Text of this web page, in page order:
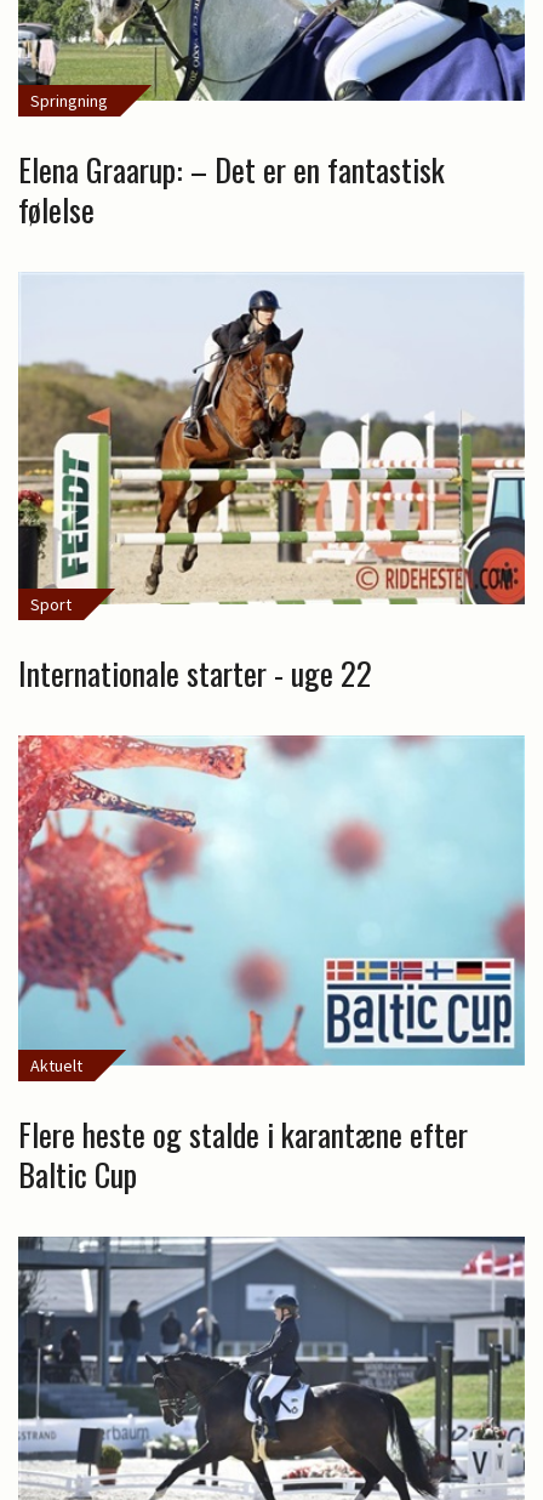
Springning
Elena Graarup: – Det er en fantastisk
følelse
Sport
Internationale starter - uge 22
Aktuelt
Flere heste og stalde i karantæne efter
Baltic Cup